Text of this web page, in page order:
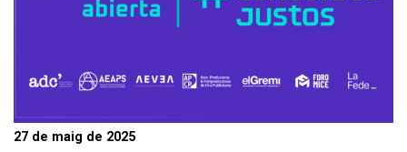
27 de maig de 2025